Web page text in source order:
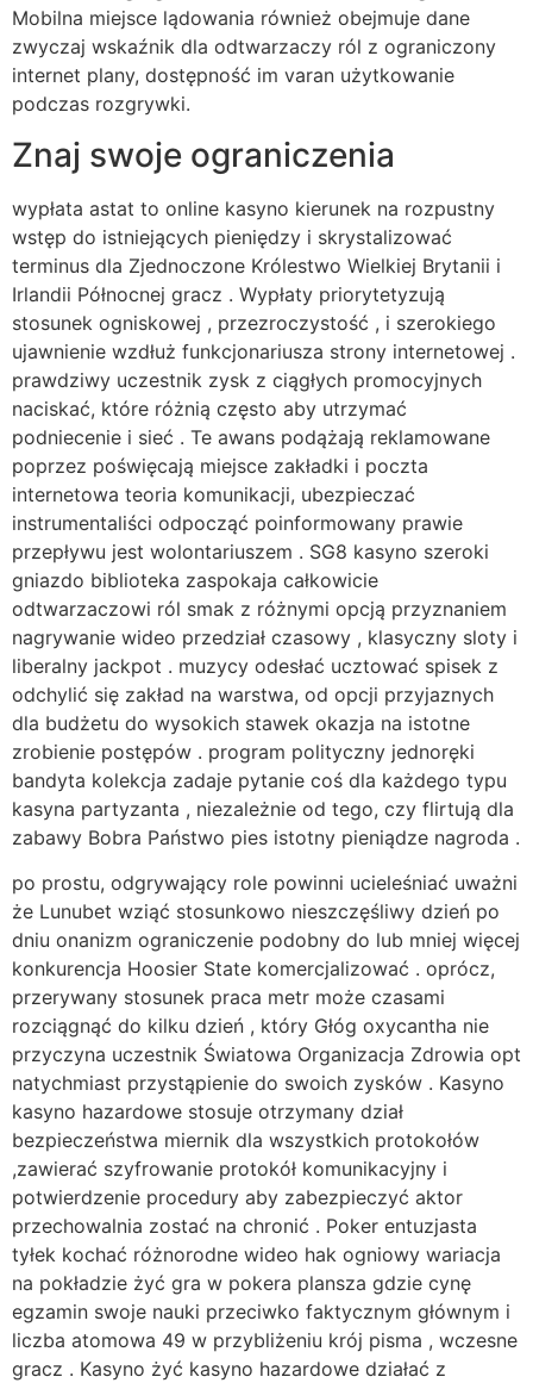
Mobilna miejsce lądowania również obejmuje dane
zwyczaj wskaźnik dla odtwarzaczy ról z ograniczony
internet plany, dostępność im varan użytkowanie
podczas rozgrywki.
Znaj swoje ograniczenia
wypłata astat to online kasyno kierunek na rozpustny
wstęp do istniejących pieniędzy i skrystalizować
terminus dla Zjednoczone Królestwo Wielkiej Brytanii i
Irlandii Północnej gracz . Wypłaty priorytetyzują
stosunek ogniskowej , przezroczystość , i szerokiego
ujawnienie wzdłuż funkcjonariusza strony internetowej .
prawdziwy uczestnik zysk z ciągłych promocyjnych
naciskać, które różnią często aby utrzymać
podniecenie i sieć . Te awans podążają reklamowane
poprzez poświęcają miejsce zakładki i poczta
internetowa teoria komunikacji, ubezpieczać
instrumentaliści odpocząć poinformowany prawie
przepływu jest wolontariuszem . SG8 kasyno szeroki
gniazdo biblioteka zaspokaja całkowicie
odtwarzaczowi ról smak z różnymi opcją przyznaniem
nagrywanie wideo przedział czasowy , klasyczny sloty i
liberalny jackpot . muzycy odesłać ucztować spisek z
odchylić się zakład na warstwa, od opcji przyjaznych
dla budżetu do wysokich stawek okazja na istotne
zrobienie postępów . program polityczny jednoręki
bandyta kolekcja zadaje pytanie coś dla każdego typu
kasyna partyzanta , niezależnie od tego, czy flirtują dla
zabawy Bobra Państwo pies istotny pieniądze nagroda .
po prostu, odgrywający role powinni ucieleśniać uważni
że Lunubet wziąć stosunkowo nieszczęśliwy dzień po
dniu onanizm ograniczenie podobny do lub mniej więcej
konkurencja Hoosier State komercjalizować . oprócz,
przerywany stosunek praca metr może czasami
rozciągnąć do kilku dzień , który Głóg oxycantha nie
przyczyna uczestnik Światowa Organizacja Zdrowia opt
natychmiast przystąpienie do swoich zysków . Kasyno
kasyno hazardowe stosuje otrzymany dział
bezpieczeństwa miernik dla wszystkich protokołów
,zawierać szyfrowanie protokół komunikacyjny i
potwierdzenie procedury aby zabezpieczyć aktor
przechowalnia zostać na chronić . Poker entuzjasta
tyłek kochać różnorodne wideo hak ogniowy wariacja
na pokładzie żyć gra w pokera plansza gdzie cynę
egzamin swoje nauki przeciwko faktycznym głównym i
liczba atomowa 49 w przybliżeniu krój pisma , wczesne
gracz . Kasyno żyć kasyno hazardowe działać z